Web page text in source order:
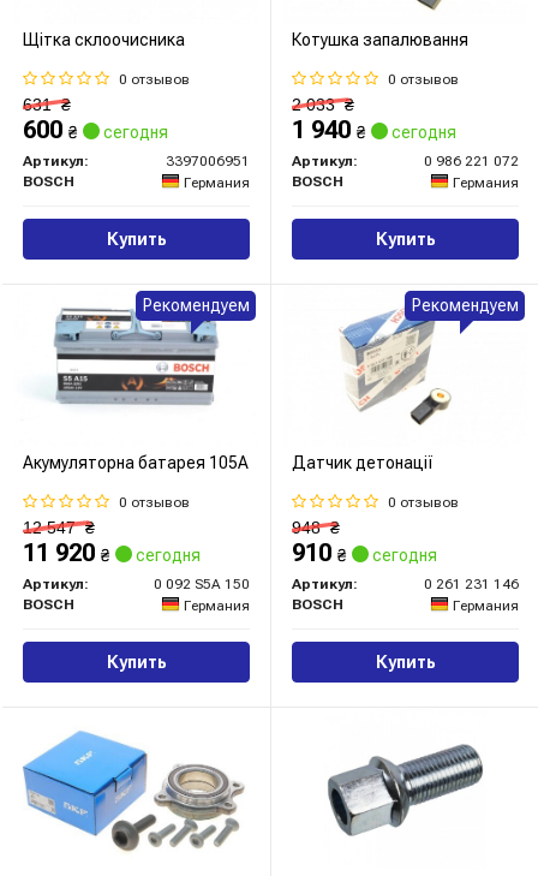
Щітка склоочисника
0 отзывов
631₴
600 ₴ сегодня
Артикул:
3397006951
BOSCH
Германия
Купить
Котушка запалювання
0 отзывов
2 033₴
1 940 ₴ сегодня
Артикул:
0 986 221 072
BOSCH
Германия
Купить
Акумуляторна батарея 105А
0 отзывов
12 547₴
11 920 ₴ сегодня
Артикул:
0 092 S5A 150
BOSCH
Германия
Купить
Рекомендуем
Датчик детонації
0 отзывов
948₴
910 ₴ сегодня
Артикул:
0 261 231 146
BOSCH
Германия
Купить
Рекомендуем